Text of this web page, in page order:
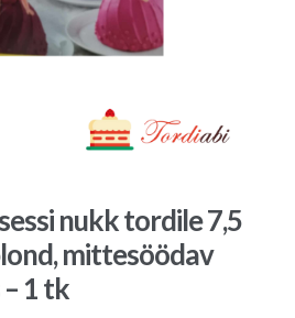
nukk tordile 7,5
mittesöödav
1 tk